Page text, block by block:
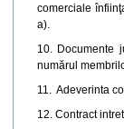
comerciale
a).
10. Documente
numărul
11. Adeverinta
12. Contract